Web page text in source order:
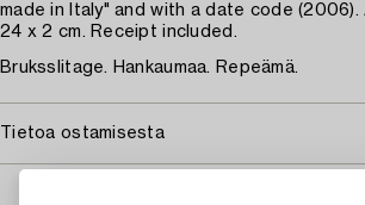
made in Italy" and with a date code
24 x 2 cm. Receipt included.
Bruksslitage. Hankaumaa. Repeämä.
Tietoa ostamisesta